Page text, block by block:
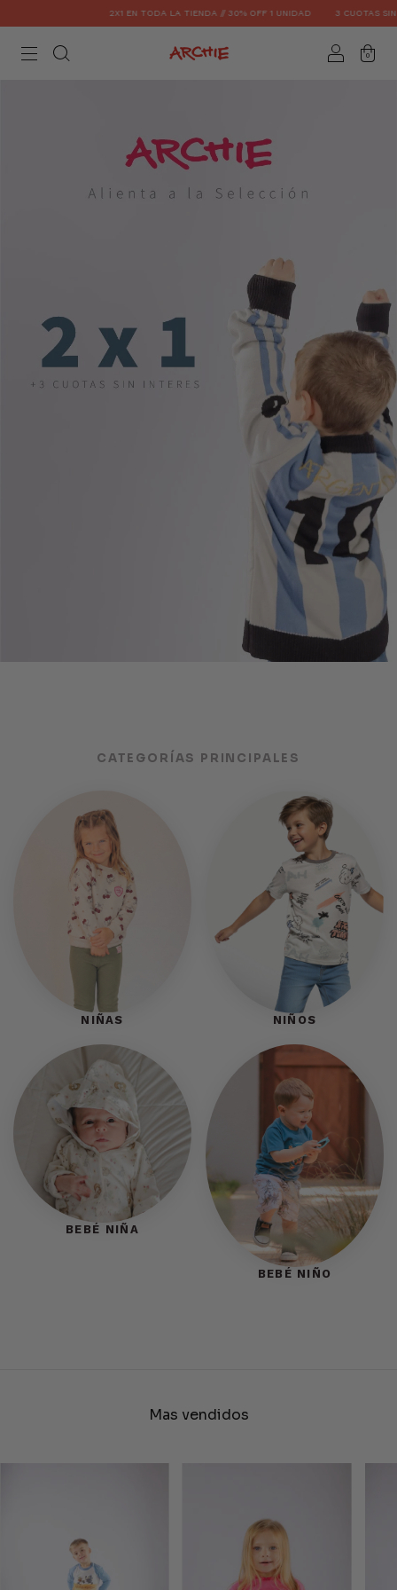
2X1 EN TODA LA TIENDA // 30% OFF 1 UNIDAD 3 CUOTAS SIN
0
CATEGORÍAS PRINCIPALES
NIÑAS NIÑOS
BEBÉ NIÑA
BEBÉ NIÑO
Mas vendidos